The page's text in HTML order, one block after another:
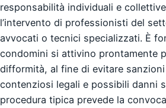
responsabilità individuali e
l’intervento di professionisti del
avvocati o tecnici specializzati. È
condomini si attivino prontamente
difformità, al fine di evitare
contenziosi legali e possibili danni
procedura tipica prevede la